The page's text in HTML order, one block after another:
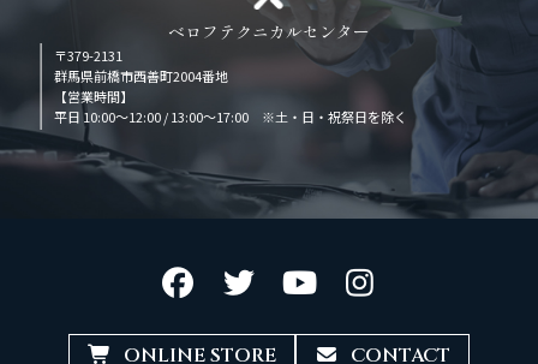
ベロフテクニカルセンター
〒379-2131
群馬県前橋市西善町2004番地
【営業時間】
平日 10:00～12:00 / 13:00～17:00 ※土・日・祝祭日を除く
ONLINE STORE CONTACT